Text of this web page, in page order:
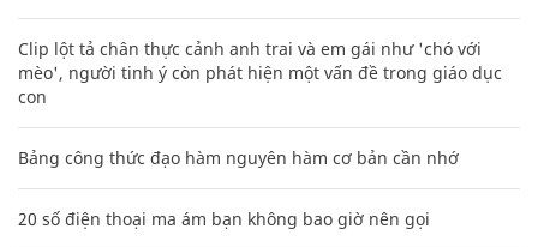
Clip lột tả chân thực cảnh anh trai và em gái như 'chó với
mèo', người tinh ý còn phát hiện một vấn đề trong giáo dục
con
Bảng công thức đạo hàm nguyên hàm cơ bản cần nhớ
20 số điện thoại ma ám bạn không bao giờ nên gọi